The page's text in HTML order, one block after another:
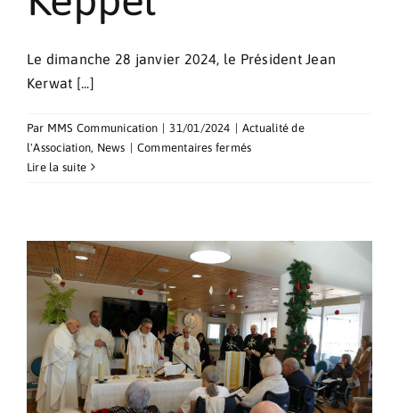
Le dimanche 28 janvier 2024, le Président Jean
Kerwat [...]
Par MMS Communication | 31/01/2024 | Actualité de
l'Association, News | Commentaires ferméssur
Pro
Piis
meritis
Mgr
Patrick
Keppel
Lire la suite